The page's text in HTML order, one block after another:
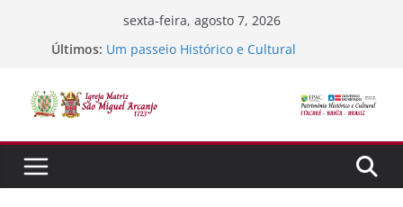
conteúdo
sexta-feira, agosto 7, 2026
Últimos: Um passeio Histórico e Cultural
Semana Santa
SORTEIO DA FÉ